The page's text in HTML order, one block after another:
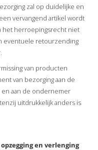
zal op duidelijke en
vervangend artikel wordt
het herroepingsrecht niet
eventuele retourzending
van producten
van bezorging aan de
aan de ondernemer
uitdrukkelijk anders is
en verlenging